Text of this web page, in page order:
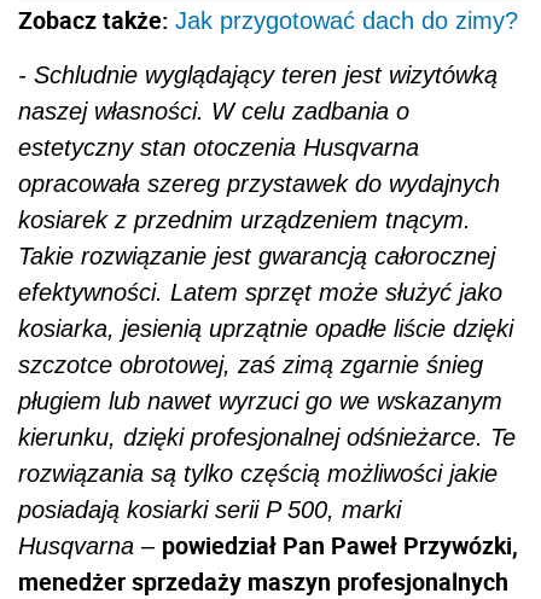
Zobacz także: Jak przygotować dach do zimy?
- Schludnie wyglądający teren jest wizytówką
naszej własności. W celu zadbania o
estetyczny stan otoczenia Husqvarna
opracowała szereg przystawek do wydajnych
kosiarek z przednim urządzeniem tnącym.
Takie rozwiązanie jest gwarancją całorocznej
efektywności. Latem sprzęt może służyć jako
kosiarka, jesienią uprzątnie opadłe liście dzięki
szczotce obrotowej, zaś zimą zgarnie śnieg
pługiem lub nawet wyrzuci go we wskazanym
kierunku, dzięki profesjonalnej odśnieżarce. Te
rozwiązania są tylko częścią możliwości jakie
posiadają kosiarki serii P 500, marki
Husqvarna – powiedział Pan Paweł Przywózki,
menedżer sprzedaży maszyn profesjonalnych